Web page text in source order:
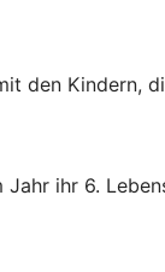
den Kindern,
ihr 6.